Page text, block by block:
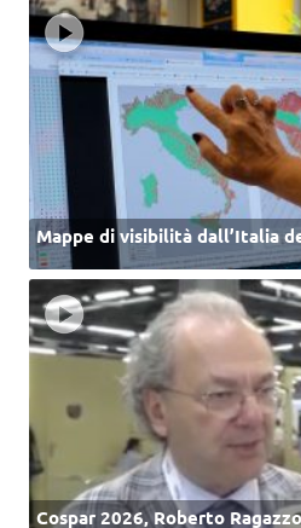
Mappe di visibilità dall’Italia
Cospar 2026, Roberto